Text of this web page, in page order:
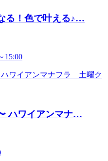
る！色で叶える♪…
15:00
ハワイアンマナ…